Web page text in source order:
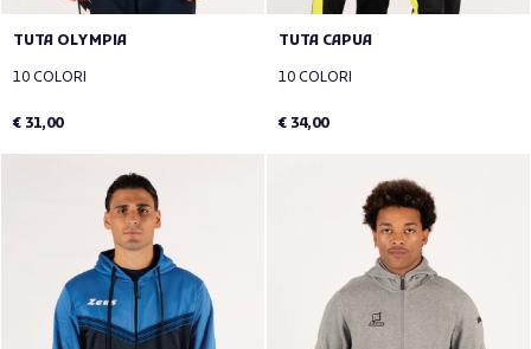
TUTA OLYMPIA
10 COLORI
€ 31,00
TUTA CAPUA
10 COLORI
€ 34,00